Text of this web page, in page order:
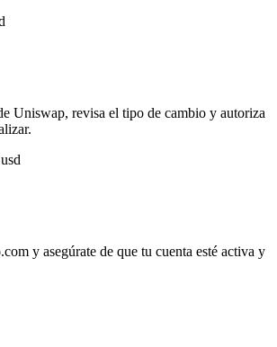
Uniswap, revisa el tipo de cambio y autoriza
y asegúrate de que tu cuenta esté activa y